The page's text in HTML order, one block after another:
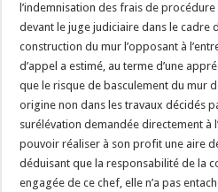
l’indemnisation des frais de
devant le juge judiciaire dans le cadre
construction du mur l’opposant à
d’appel a estimé, au terme d’une
que le risque de basculement du mur
origine non dans les travaux décidés
surélévation demandée directement à
pouvoir réaliser à son profit une aire
déduisant que la responsabilité de la
engagée de ce chef, elle n’a pas